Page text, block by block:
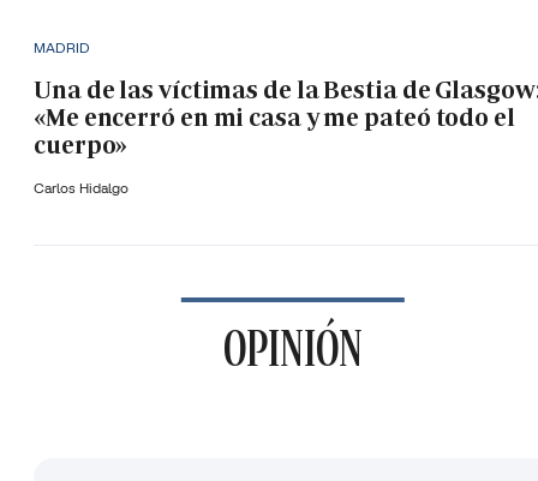
MADRID
Una de las víctimas de la Bestia de
«Me encerró en mi casa y me pateó todo el
cuerpo»
Carlos Hidalgo
OPINIÓN